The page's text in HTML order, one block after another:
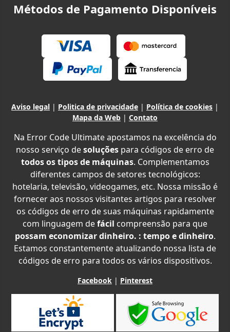
Métodos de Pagamento Disponíveis
Aviso legal | Politica de privacidade | Política de cookies |
Mapa da Web | Contato
Na Error Code Ultimate apostamos na excelência do
nosso serviço desoluções para códigos de erro de
todos os tipos de máquinas. Complementamos
diferentes campos de setores tecnológicos:
hotelaria, televisão, videogames, etc. Nossa missão é
fornecer aos nossos visitantes artigos para resolver
os códigos de erro de suas máquinas rapidamente
com linguagem defácil compreensão para que
possam economizar dinheiro. : tempo e dinheiro.
Estamos constantemente atualizando nossa lista de
códigos de erro para todos os vários dispositivos.
Facebook | Pinterest